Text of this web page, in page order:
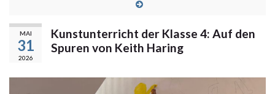
MAI
31
2026
Kunstunterricht der Klasse 4: Auf den
Spuren von Keith Haring